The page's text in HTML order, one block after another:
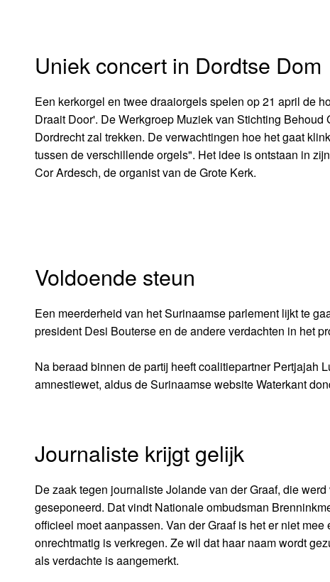
Uniek concert in Dordtse Dom
Een kerkorgel en twee draaiorgels spelen op 21 april de
Draait Door'. De Werkgroep Muziek van Stichting
Dordrecht zal trekken. De verwachtingen hoe het gaat
tussen de verschillende orgels". Het idee is ontstaan in
Cor Ardesch, de organist van de Grote Kerk.
Voldoende steun
Een meerderheid van het Surinaamse parlement lijkt te
president Desi Bouterse en de andere verdachten in het
Na beraad binnen de partij heeft coalitiepartner Pertjajah
amnestiewet, aldus de Surinaamse website Waterkant
Journaliste krijgt gelijk
De zaak tegen journaliste Jolande van der Graaf, die
geseponeerd. Dat vindt Nationale ombudsman
officieel moet aanpassen. Van der Graaf is het er niet
onrechtmatig is verkregen. Ze wil dat haar naam wordt
als verdachte is aangemerkt.